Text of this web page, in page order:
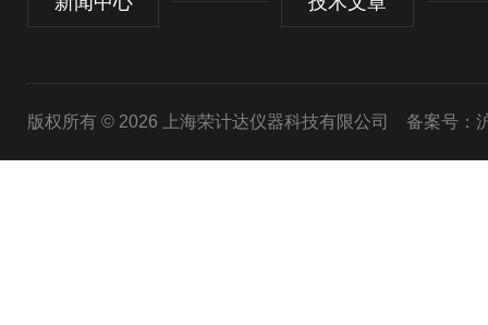
版权所有 © 2026 上海荣计达仪器科技有限公司 备案号：